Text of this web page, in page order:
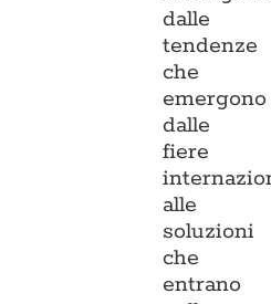
dalle
tendenze
che
emergono
dalle
fiere
alle
soluzioni
che
entrano